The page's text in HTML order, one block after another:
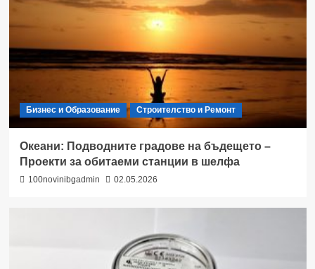
Бизнес и Образование Строителство и Ремонт
Океани: Подводните градове на бъдещето –
Проекти за обитаеми станции в шелфа
100novinibgadmin 02.05.2026